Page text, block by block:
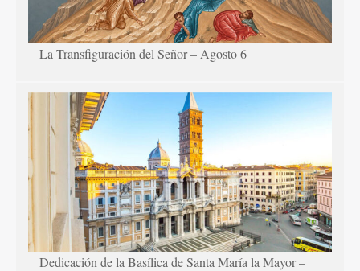
La Transfiguración del Señor – Agosto 6
Dedicación de la Basílica de Santa María la Mayor –